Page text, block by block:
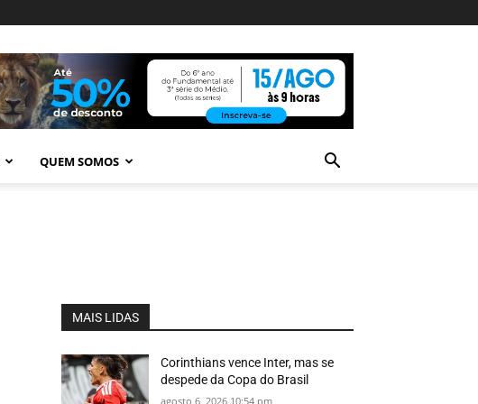
QUEM SOMOS
MAIS LIDAS
Corinthians vence Inter, mas se
despede da Copa do Brasil
agosto 6, 2026 10:54 pm